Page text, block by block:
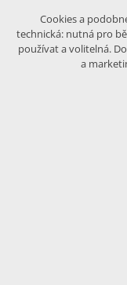
Přijmout
Cookies a
technická: nutná pro
používat a volitelná.
a